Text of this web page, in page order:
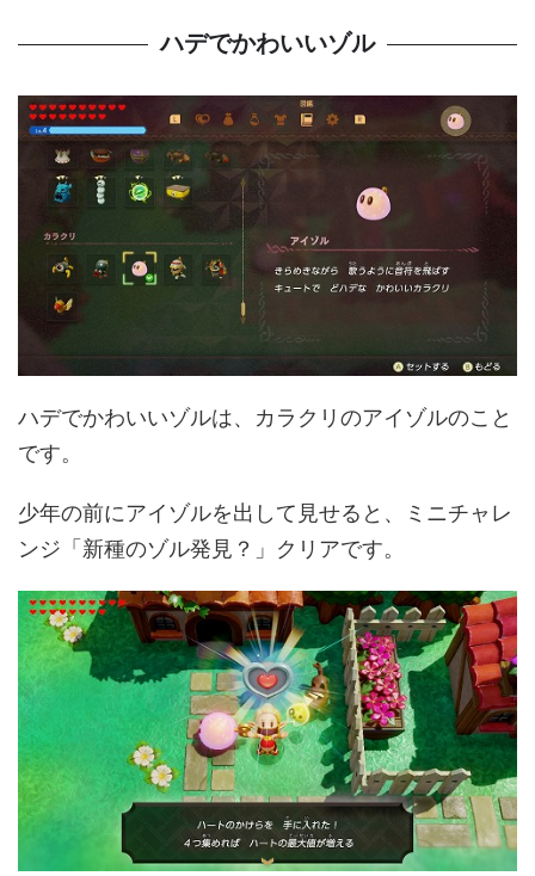
ハデでかわいいゾル
ハデでかわいいゾルは、カラクリのアイゾルのこと
です。
少年の前にアイゾルを出して見せると、ミニチャレ
ンジ「新種のゾル発見？」クリアです。